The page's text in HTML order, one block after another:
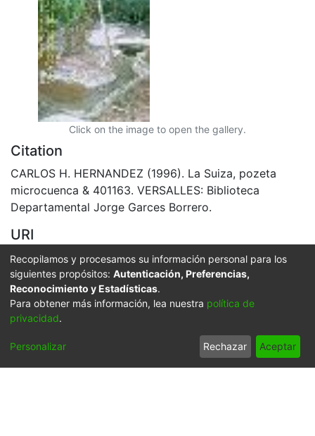
Click on the image to open the gallery.
Citation
CARLOS H. HERNANDEZ (1996). La Suiza, pozeta
microcuenca & 401163. VERSALLES: Biblioteca
Departamental Jorge Garces Borrero.
URI
https://audiovisuales.icesi.edu.co/handle/123456789/1
7459
Collections
APFFVC - Los Paisajes - Patrimonial
Recopilamos y procesamos su información personal para los
siguientes propósitos: Autenticación, Preferencias,
Reconocimiento y Estadísticas.
Para obtener más información, lea nuestra política de
privacidad.
Personalizar Rechazar Aceptar